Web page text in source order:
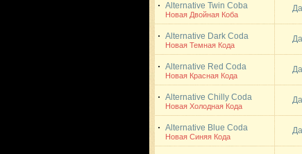
Alternative Twin Coba
Новая Двойная Коба
Да
Alternative Dark Coda
Новая Темная Кода
Да
Alternative Red Coda
Новая Красная Кода
Да
Alternative Chilly Coda
Новая Холодная Кода
Да
Alternative Blue Coda
Новая Синяя Кода
Да